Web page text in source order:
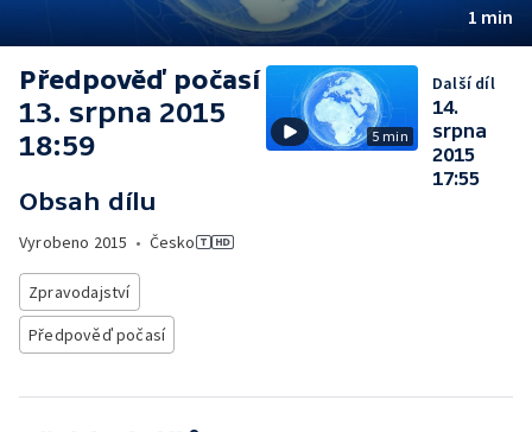
1 min
Předpověď počasí
13. srpna 2015
18:59
Obsah dílu
Vyrobeno 2015 • Česko
Zpravodajství
Předpověď počasí
5 min
Další díl
14.
srpna
2015
17:55